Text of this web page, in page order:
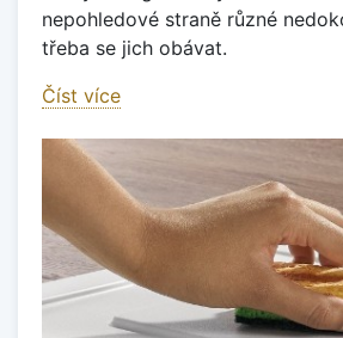
nepohledové straně různé
třeba se jich obávat.
Číst více